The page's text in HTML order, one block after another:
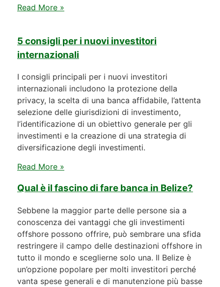
Read More »
5 consigli per i nuovi investitori
internazionali
I consigli principali per i nuovi investitori
internazionali includono la protezione della
privacy, la scelta di una banca affidabile, l’attenta
selezione delle giurisdizioni di investimento,
l’identificazione di un obiettivo generale per gli
investimenti e la creazione di una strategia di
diversificazione degli investimenti.
Read More »
Qual è il fascino di fare banca in Belize?
Sebbene la maggior parte delle persone sia a
conoscenza dei vantaggi che gli investimenti
offshore possono offrire, può sembrare una sfida
restringere il campo delle destinazioni offshore in
tutto il mondo e sceglierne solo una. Il Belize è
un’opzione popolare per molti investitori perché
vanta spese generali e di manutenzione più basse